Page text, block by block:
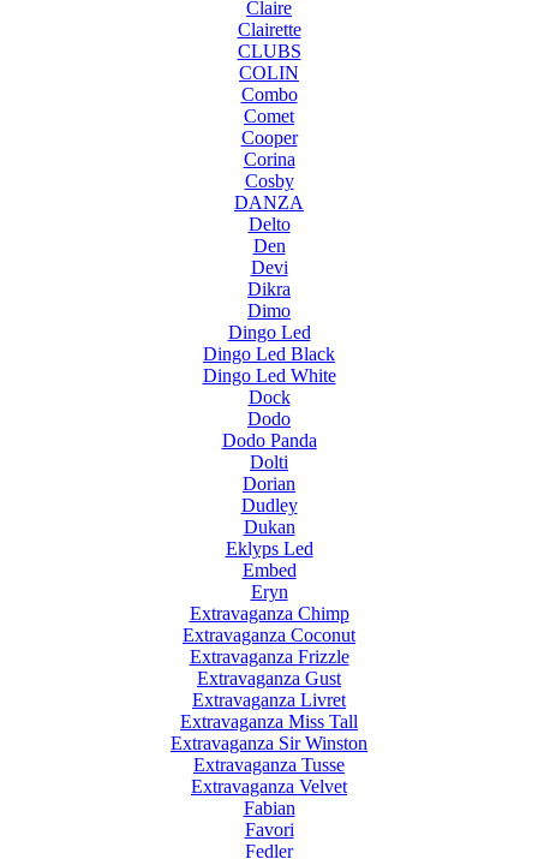
Claire
Clairette
CLUBS
COLIN
Combo
Comet
Cooper
Corina
Cosby
DANZA
Delto
Den
Devi
Dikra
Dimo
Dingo Led
Dingo Led Black
Dingo Led White
Dock
Dodo
Dodo Panda
Dolti
Dorian
Dudley
Dukan
Eklyps Led
Embed
Eryn
Extravaganza Chimp
Extravaganza Coconut
Extravaganza Frizzle
Extravaganza Gust
Extravaganza Livret
Extravaganza Miss Tall
Extravaganza Sir Winston
Extravaganza Tusse
Extravaganza Velvet
Fabian
Favori
Fedler